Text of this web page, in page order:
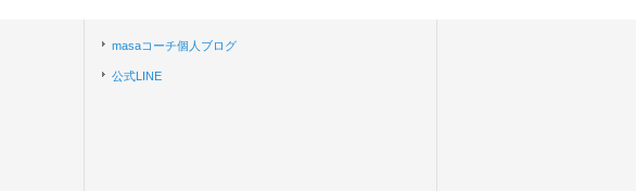
masaコーチ個人ブログ
公式LINE